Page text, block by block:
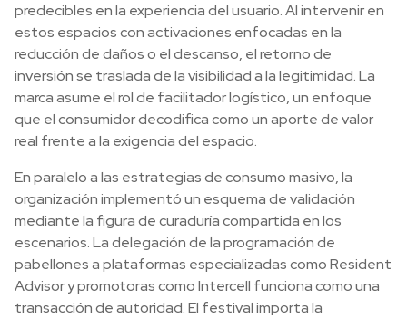
predecibles en la experiencia del usuario. Al intervenir en
estos espacios con activaciones enfocadas en la
reducción de daños o el descanso, el retorno de
inversión se traslada de la visibilidad a la legitimidad. La
marca asume el rol de facilitador logístico, un enfoque
que el consumidor decodifica como un aporte de valor
real frente a la exigencia del espacio.
En paralelo a las estrategias de consumo masivo, la
organización implementó un esquema de validación
mediante la figura de curaduría compartida en los
escenarios. La delegación de la programación de
pabellones a plataformas especializadas como Resident
Advisor y promotoras como Intercell funciona como una
transacción de autoridad. El festival importa la